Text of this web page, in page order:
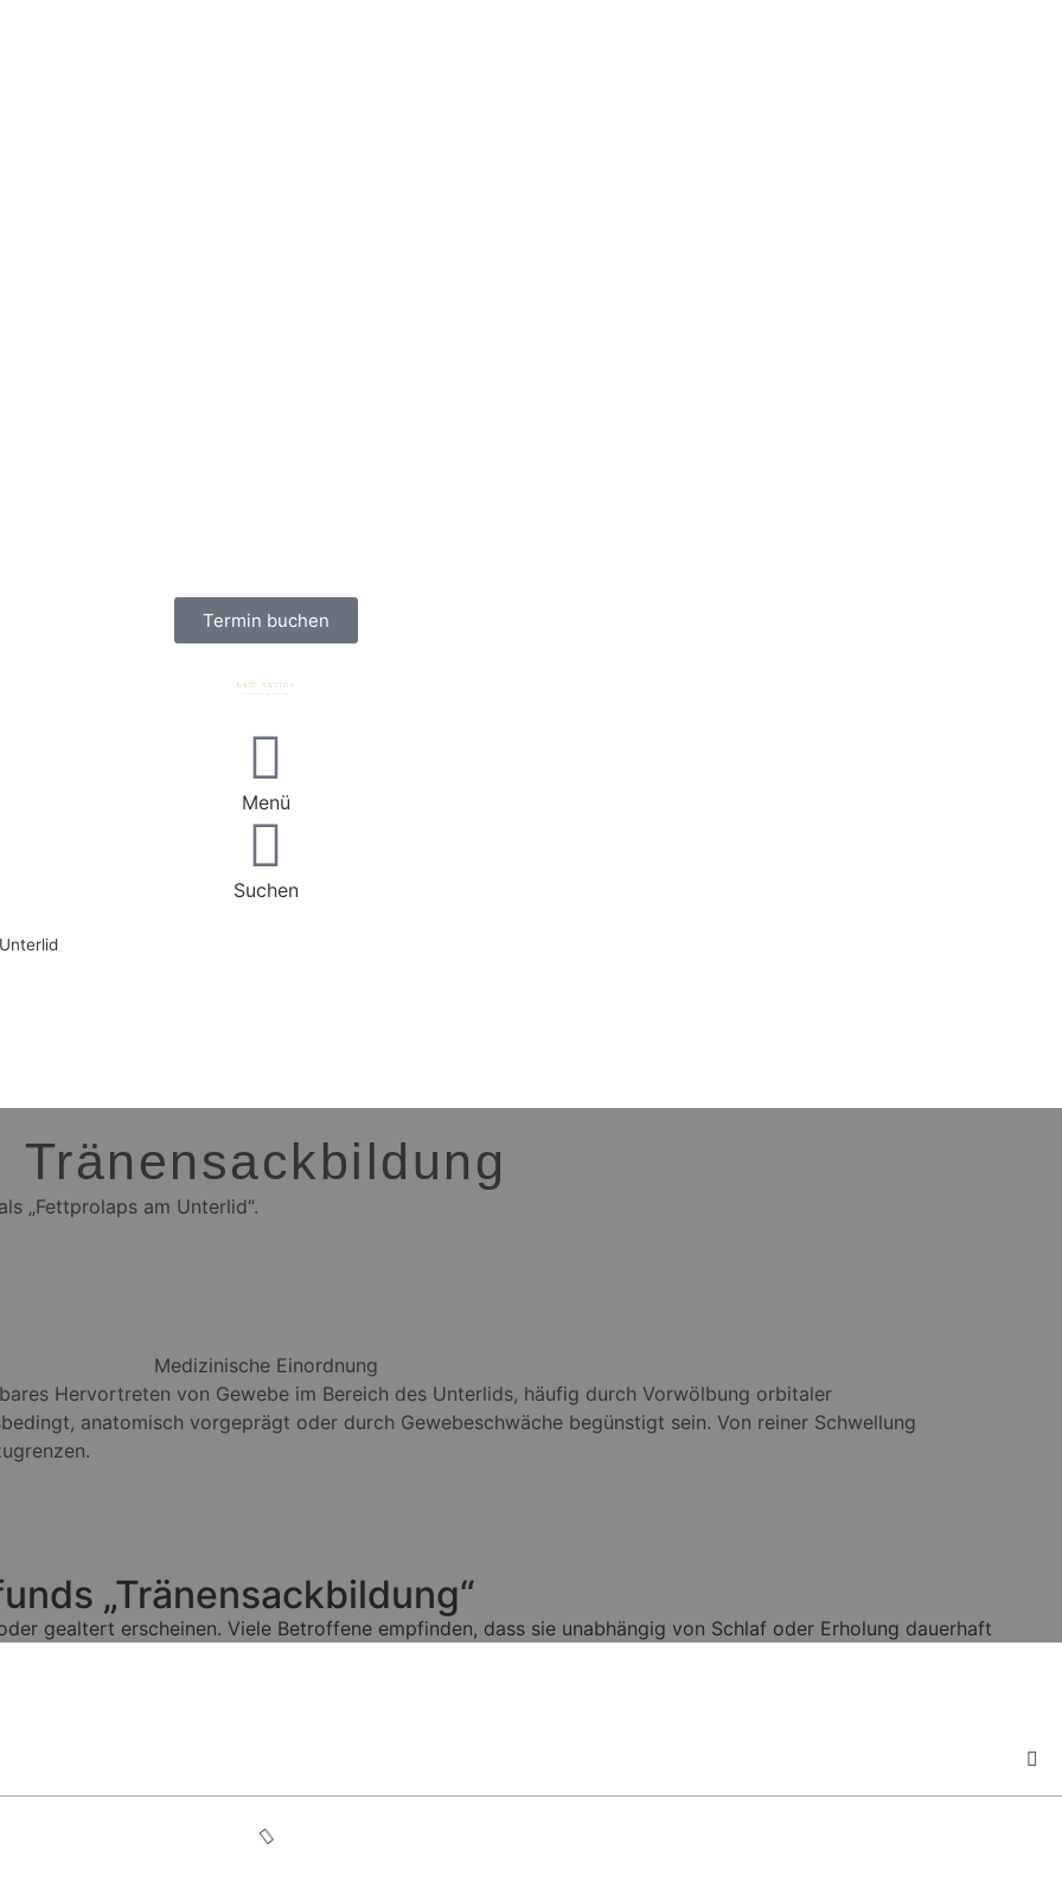
Termin buchen
Menü
Suchen
Tränensackbildung
„Fettprolaps am Unterlid“.
Medizinische Einordnung
Hervortreten von Gewebe im Bereich des Unterlids, häufig durch Vorwölbung orbitaler
anatomisch vorgeprägt oder durch Gewebeschwäche begünstigt sein. Von reiner Schwellung
„Tränensackbildung“
gealtert erscheinen. Viele Betroffene empfinden, dass sie unabhängig von Schlaf oder Erholung dauerhaft